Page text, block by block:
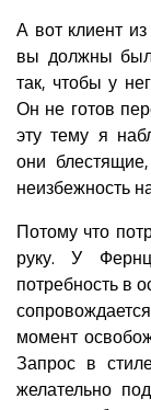
А вот клиент
вы должны
так, чтобы у
Он не готов
эту тему я
они
неизбежность
Потому что
руку. У
потребность в
момент
Запрос в
желательно